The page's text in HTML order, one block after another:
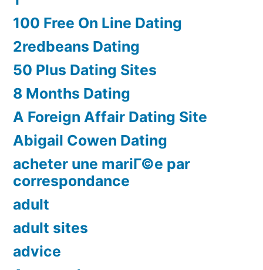
100 Free On Line Dating
2redbeans Dating
50 Plus Dating Sites
8 Months Dating
A Foreign Affair Dating Site
Abigail Cowen Dating
acheter une mariГ©e par
correspondance
adult
adult sites
advice